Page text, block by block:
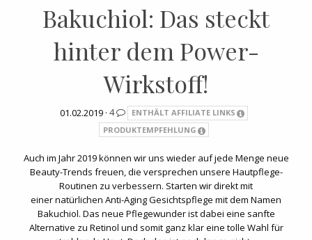
Bakuchiol: Das steckt
hinter dem Power-
Wirkstoff!
01.02.2019 · 4
ENTHÄLT AFFILIATE LINKS
PRODUKTEMPFEHLUNG
Auch im Jahr 2019 können wir uns wieder auf jede Menge neue
Beauty-Trends freuen, die versprechen unsere Hautpflege-
Routinen zu verbessern. Starten wir direkt mit
einer natürlichen Anti-Aging Gesichtspflege mit dem Namen
Bakuchiol. Das neue Pflegewunder ist dabei eine sanfte
Alternative zu Retinol und somit ganz klar eine tolle Wahl für